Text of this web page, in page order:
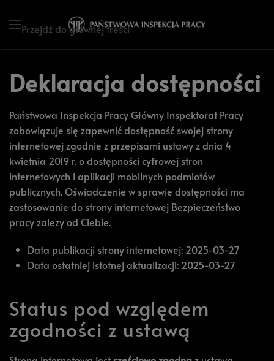
Przejdź do głównej treści
Deklaracja dostępności
Państwowa Inspekcja Pracy Główny Inspektorat Pracy
zobowiązuje się zapewnić dostępność swojej strony
internetowej zgodnie z przepisami ustawy z dnia 4
kwietnia 2019 r. o dostępności cyfrowej stron
internetowych i aplikacji mobilnych podmiotów
publicznych. Oświadczenie w sprawie dostępności ma
zastosowanie do strony internetowej Bezpieczeństwo
pracy zalezy od Ciebie.
Data publikacji strony internetowej: 2025-03-27
Data ostatniej istotnej aktualizacji: 2025-03-27
Status pod względem
zgodności z ustawą